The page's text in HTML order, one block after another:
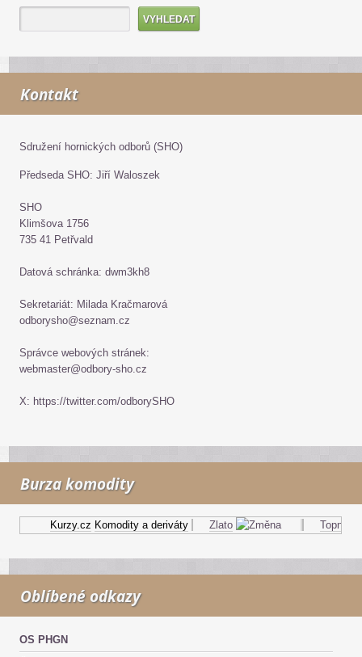
Kontakt
Sdružení hornických odborů (SHO)
Předseda SHO: Jiří Waloszek
SHO
Klimšova 1756
735 41 Petřvald
Datová schránka: dwm3kh8
Sekretariát: Milada Kračmarová
odborysho@seznam.cz
Správce webových stránek:
webmaster@odbory-sho.cz
X: https://twitter.com/odborySHO
Burza komodity
Kurzy.cz Komodity a deriváty Zlato Topný olej
Oblíbené odkazy
OS PHGN